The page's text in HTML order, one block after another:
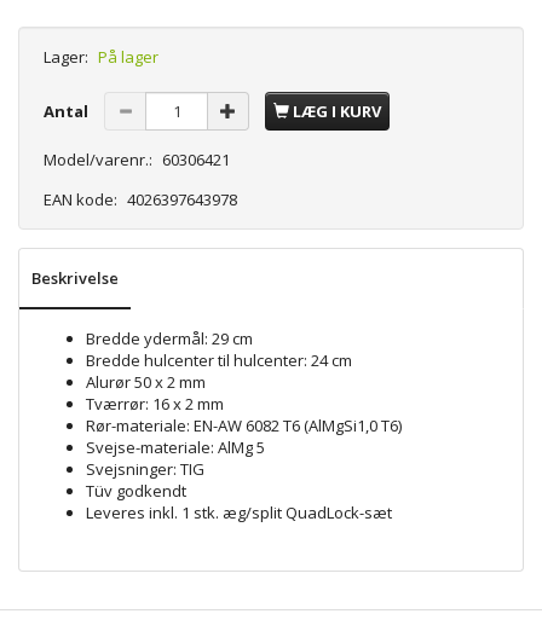
Lager: På lager
Antal LÆG I KURV
Model/varenr.: 60306421
EAN kode: 4026397643978
Beskrivelse
Bredde ydermål: 29 cm
Bredde hulcenter til hulcenter: 24 cm
Alurør 50 x 2 mm
Tværrør: 16 x 2 mm
Rør-materiale: EN-AW 6082 T6 (AlMgSi1,0 T6)
Svejse-materiale: AlMg 5
Svejsninger: TIG
Tüv godkendt
Leveres inkl. 1 stk. æg/split QuadLock-sæt